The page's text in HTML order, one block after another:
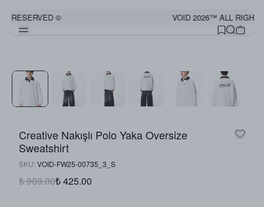
RESERVED © VOID 2026™ ALL
Creative Nakışlı Polo Yaka Oversize
Sweatshirt
SKU: VOID-FW25-00735_3_S
₺ 909.00₺ 425.00